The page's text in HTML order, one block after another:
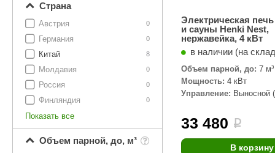
Аудио/Акустика
Освещение
Дерево для бани
TechHolland
IKI Tulikivi
Blumenberg WDT
HygroMatik Schiedel
Kusaterm Craft
Klover Maestro
KERKES
Страна
0
Австрия
0
Германия
8
Китай
0
Молдавия
0
Россия
0
Финляндия
Показать все
Объем парной, до, м³
Электрическая
и сауны Henki Nest,
нержавейка, 4 кВт
в наличии (на
Объем парной, до: 7 м³
Мощность: 4 кВт
Управление: Выносной
33 480 i
В корзину